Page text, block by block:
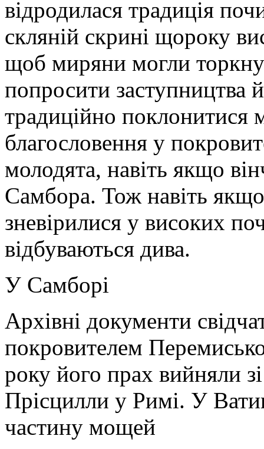
відродилася традиція
скляній скрині щороку
щоб миряни могли
попросити заступництва
традиційно
благословення у
молодята, навіть якщо
Самбора. Тож навіть
зневірилися у високих
відбуваються дива.
У Самборі
Архівні документи
покровителем
року його прах вийняли
Прісцилли у Римі. У
частину мощей